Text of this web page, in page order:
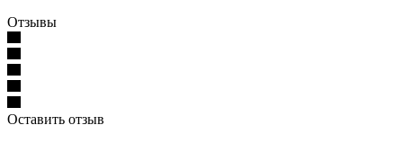
Отзывы
Оставить отзыв